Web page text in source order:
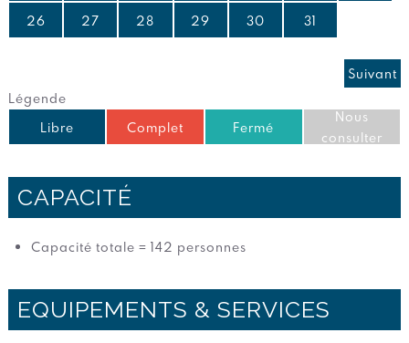
26 27 28 29 30 31
Suivant
Légende
Libre
Complet Fermé
Nous
consulter
CAPACITÉ
Capacité totale = 142 personnes
EQUIPEMENTS & SERVICES